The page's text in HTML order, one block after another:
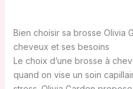
Bien choisir sa brosse Olivia
cheveux et ses besoins
Le choix d’une brosse à
quand on vise un soin